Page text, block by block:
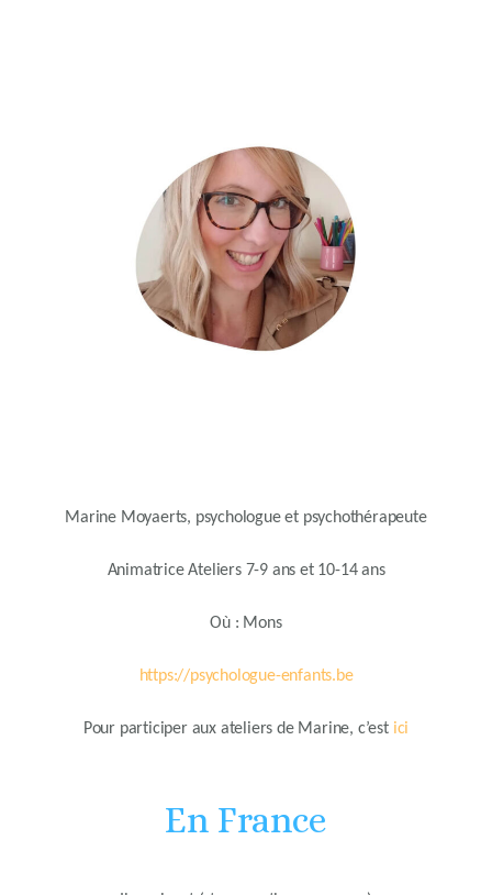
Marine Moyaerts, psychologue et psychothérapeute
Animatrice Ateliers 7-9 ans et 10-14 ans
Où : Mons
https://psychologue-enfants.be
Pour participer aux ateliers de Marine, c’est ici
En France